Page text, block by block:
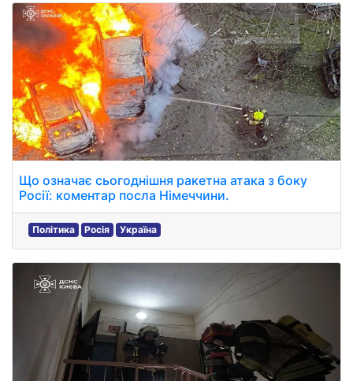
Що означає сьогоднішня ракетна атака з боку
Росії: коментар посла Німеччини.
Політика Росія Україна